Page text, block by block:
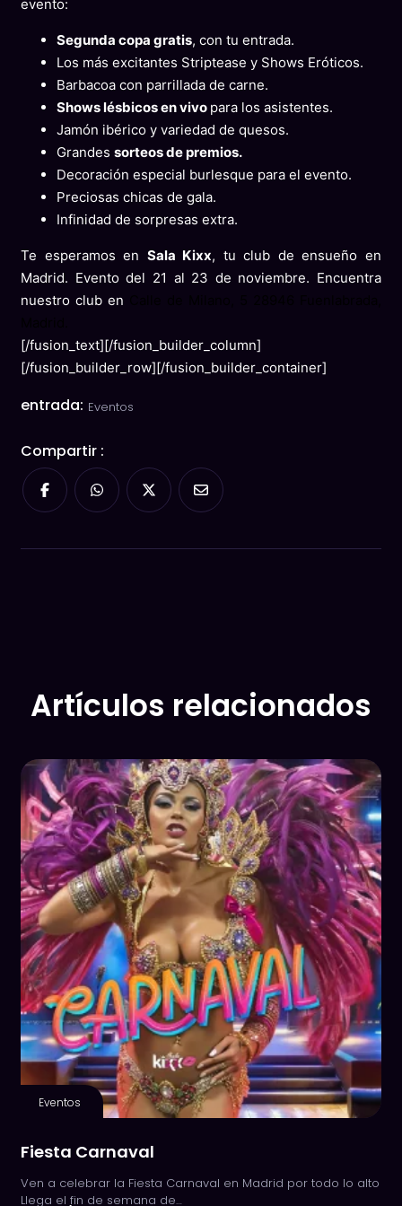
evento:
Segunda copa gratis, con tu entrada.
Los más excitantes Striptease y Shows Eróticos.
Barbacoa con parrillada de carne.
Shows lésbicos en vivo para los asistentes.
Jamón ibérico y variedad de quesos.
Grandes sorteos de premios.
Decoración especial burlesque para el evento.
Preciosas chicas de gala.
Infinidad de sorpresas extra.
Te esperamos en Sala Kixx, tu club de ensueño en
Madrid. Evento del 21 al 23 de noviembre. Encuentra
nuestro club en
[/fusion_text][/fusion_builder_column]
[/fusion_builder_row][/fusion_builder_container]
entrada: Eventos
Compartir :
Artículos relacionados
Eventos
Fiesta Carnaval
Ven a celebrar la Fiesta Carnaval en Madrid por todo lo alto
Llega el fin de semana de…